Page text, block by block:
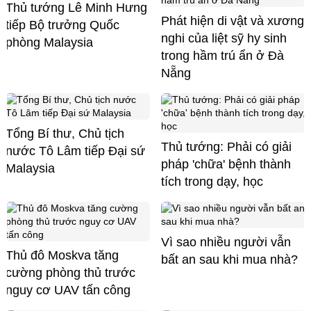
Thủ tướng Lê Minh Hưng
tiếp Bộ trưởng Quốc
phòng Malaysia
Phát hiện di vật và xương
nghi của liệt sỹ hy sinh
trong hầm trú ẩn ở Đà
Nẵng
Tổng Bí thư, Chủ tịch
nước Tô Lâm tiếp Đại sứ
Malaysia
Thủ tướng: Phải có giải
pháp 'chữa' bệnh thành
tích trong dạy, học
Thủ đô Moskva tăng
cường phòng thủ trước
nguy cơ UAV tấn công
Vì sao nhiều người vẫn
bất an sau khi mua nhà?